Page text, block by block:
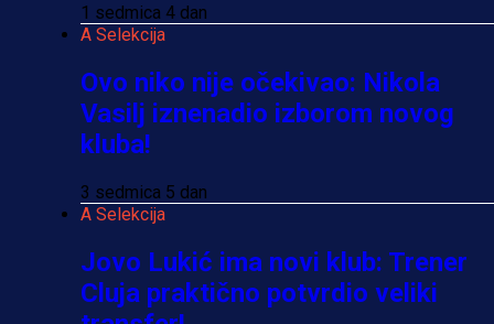
1 sedmica 4 dan
A Selekcija
Ovo niko nije očekivao: Nikola
Vasilj iznenadio izborom novog
kluba!
3 sedmica 5 dan
A Selekcija
Jovo Lukić ima novi klub: Trener
Cluja praktično potvrdio veliki